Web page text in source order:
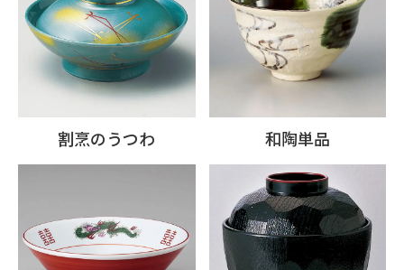
割烹のうつわ 和陶単品